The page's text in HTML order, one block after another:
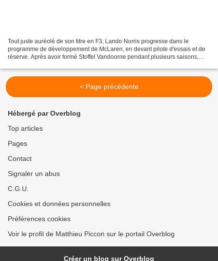
Tout juste auréolé de son titre en F3, Lando Norris progresse dans le
programme de développement de McLaren, en devant pilote d'essais et de
réserve. Après avoir formé Stoffel Vandoorne pendant plusieurs saisons,
< Page précédente
Hébergé par Overblog
Top articles
Pages
Contact
Signaler un abus
C.G.U.
Cookies et données personnelles
Préférences cookies
Voir le profil de Matthieu Piccon sur le portail Overblog
Créer un blog sur Overblog